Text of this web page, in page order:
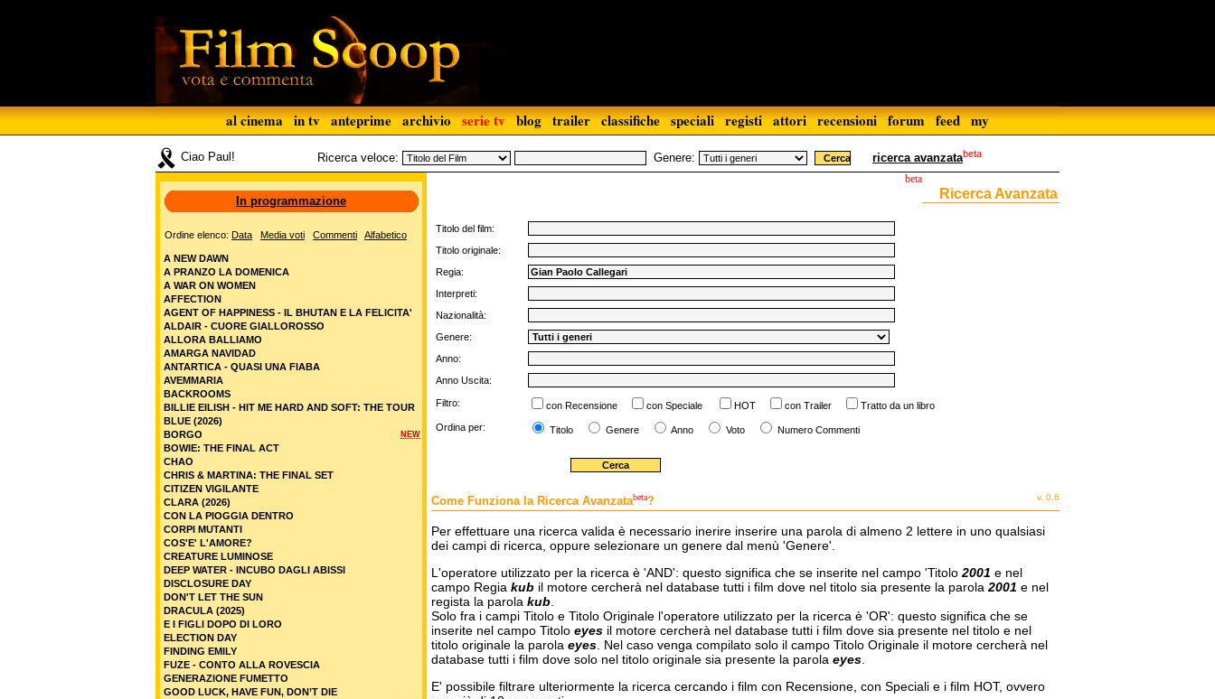
al cinema in tv anteprime archivio serie tv blog trailer classifiche speciali registi attori recensioni forum feed my
Ciao Paul! Ricerca veloce: Genere: ricerca avanzatabeta
Ricerca Avanzata
beta
Titolo del film:
Titolo originale:
Regia:
Interpreti:
Nazionalità:
Genere:
Anno:
Anno Uscita:
Filtro: con Recensione con Speciale HOT con Trailer
Tratto da un libro
Ordina per:
Titolo Genere Anno Voto Numero Commenti
v. 0.6
Come Funziona la Ricerca Avanzatabeta?
Per effettuare una ricerca valida è necessario inerire inserire una parola di almeno 2 lettere in uno qualsiasi
dei campi di ricerca, oppure selezionare un genere dal menù 'Genere'.
L'operatore utilizzato per la ricerca è 'AND': questo significa che se inserite nel campo 'Titolo 2001 e nel
campo Regia kub il motore cercherà nel database tutti i film dove nel titolo sia presente la parola 2001 e nel
regista la parola kub
Solo fra i campi Titolo e Titolo Originale l'operatore utilizzato per la ricerca è 'OR': questo significa che se
inserite nel campo Titolo eyes il motore cercherà nel database tutti i film dove sia presente nel titolo e nel
titolo originale la parola eyes . Nel caso venga compilato solo il campo Titolo Originale il motore cercherà nel
database tutti i film dove solo nel titolo originale sia presente la parola eyes
E' possibile filtrare ulteriormente la ricerca cercando i film con Recensione, con Speciali e i film HOT, ovvero
In programmazione
Ordine elenco: Data Media voti Commenti Alfabetico
A NEW DAWN
A PRANZO LA DOMENICA
A WAR ON WOMEN
AFFECTION
AGENT OF HAPPINESS - IL BHUTAN E LA FELICITA'
ALDAIR - CUORE GIALLOROSSO
ALLORA BALLIAMO
AMARGA NAVIDAD
ANTARTICA - QUASI UNA FIABA
AVEMMARIA
BACKROOMS
BILLIE EILISH - HIT ME HARD AND SOFT: THE TOUR
BLUE (2026)
NEW
BORGO
BOWIE: THE FINAL ACT
CHAO
CHRIS & MARTINA: THE FINAL SET
CITIZEN VIGILANTE
CLARA (2026)
CON LA PIOGGIA DENTRO
CORPI MUTANTI
COS'E' L'AMORE?
CREATURE LUMINOSE
DEEP WATER - INCUBO DAGLI ABISSI
DISCLOSURE DAY
DON'T LET THE SUN
DRACULA (2025)
E I FIGLI DOPO DI LORO
ELECTION DAY
FINDING EMILY
FUZE - CONTO ALLA ROVESCIA
GENERAZIONE FUMETTO
GOOD LUCK, HAVE FUN, DON’T DIE